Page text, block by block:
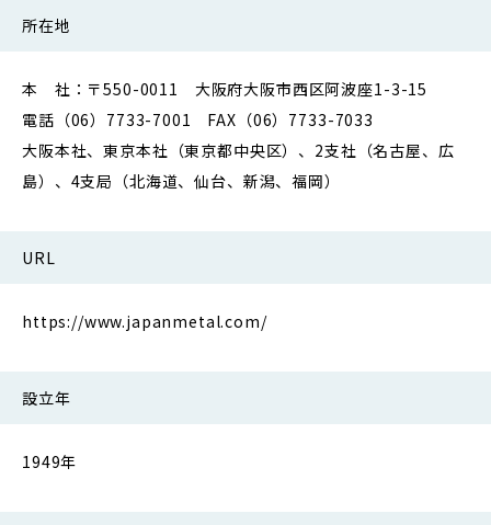
所在地
本 社：〒550-0011 大阪府大阪市西区阿波座1-3-15
電話（06）7733-7001 FAX（06）7733-7033
大阪本社、東京本社（東京都中央区）、2支社（名古屋、広
島）、4支局（北海道、仙台、新潟、福岡）
URL
https://www.japanmetal.com/
設立年
1949年